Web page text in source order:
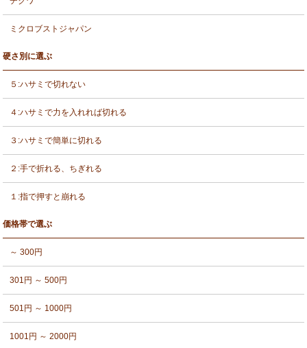
ミクロブストジャパン
硬さ別に選ぶ
５:ハサミで切れない
４:ハサミで力を入れれば切れる
３:ハサミで簡単に切れる
２:手で折れる、ちぎれる
１:指で押すと崩れる
価格帯で選ぶ
～ 300円
301円 ～ 500円
501円 ～ 1000円
1001円 ～ 2000円